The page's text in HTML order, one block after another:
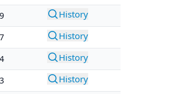
History
History
History
History